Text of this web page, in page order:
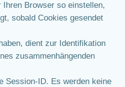
Ihren Browser so einstellen,
sobald Cookies gesendet
dient zur Identifikation
zusammenhängenden
Session-ID. Es werden keine